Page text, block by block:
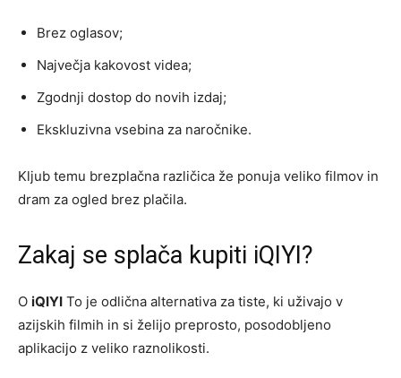
Brez oglasov;
Največja kakovost videa;
Zgodnji dostop do novih izdaj;
Ekskluzivna vsebina za naročnike.
Kljub temu brezplačna različica že ponuja veliko filmov in
dram za ogled brez plačila.
Zakaj se splača kupiti iQIYI?
O iQIYI To je odlična alternativa za tiste, ki uživajo v
azijskih filmih in si želijo preprosto, posodobljeno
aplikacijo z veliko raznolikosti.